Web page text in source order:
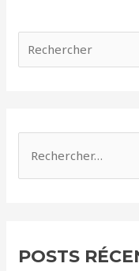
Quand
chercher
un
parcours
de
r
POSTS